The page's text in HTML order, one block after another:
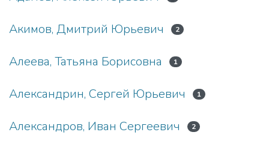
Акимов, Дмитрий Юрьевич 2
Алеева, Татьяна Борисовна 1
Александрин, Сергей Юрьевич 1
Александров, Иван Сергеевич 2